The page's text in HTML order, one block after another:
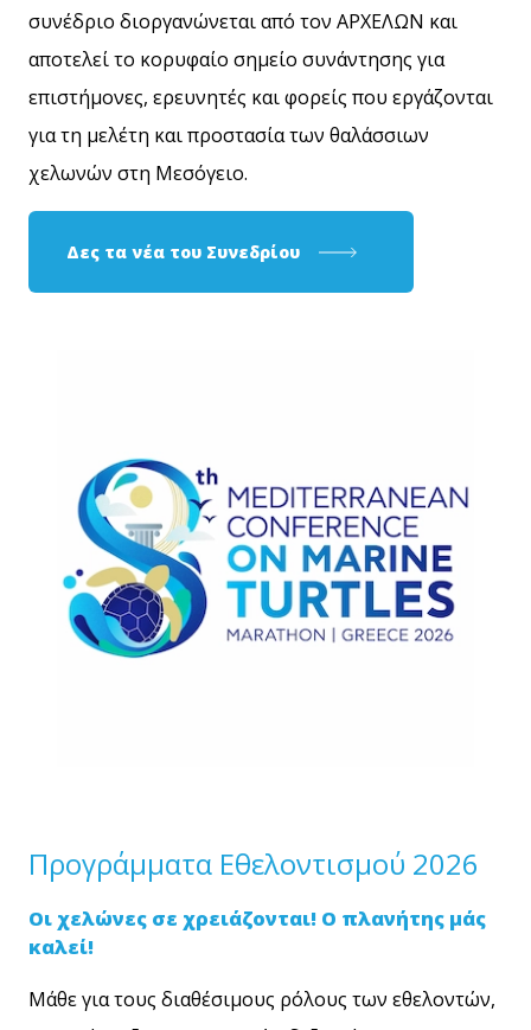
συνέδριο διοργανώνεται από τον ΑΡΧΕΛΩΝ και
αποτελεί το κορυφαίο σημείο συνάντησης για
επιστήμονες, ερευνητές και φορείς που εργάζονται
για τη μελέτη και προστασία των θαλάσσιων
χελωνών στη Μεσόγειο.
Δες τα νέα του Συνεδρίου
Προγράμματα Εθελοντισμού 2026
Οι χελώνες σε χρειάζονται! Ο πλανήτης μάς
καλεί!
Μάθε για τους διαθέσιμους ρόλους των εθελοντών,